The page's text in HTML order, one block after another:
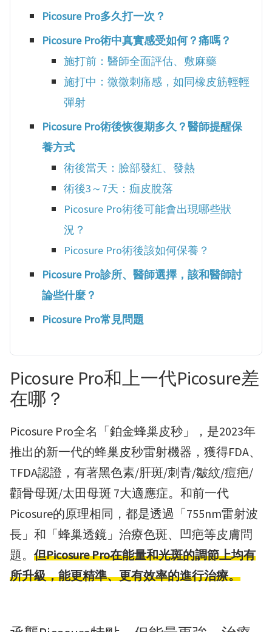
Picosure Pro多久打一次？
Picosure Pro術中真實感受如何？痛嗎？
施打前：醫師全面評估、敷麻藥
施打中：微微刺痛感，如同橡皮筋輕輕
彈射
Picosure Pro術後恢復期多久？醫師提醒保
養方式
術後當天：臉部發紅、發熱
術後3～7天：痂皮脫落
Picosure Pro術後可能會出現哪些狀
況？
Picosure Pro術後該如何保養？
Picosure Pro診所、醫師選擇，該和醫師討
論些什麼？
Picosure Pro常見問題
Picosure Pro和上一代Picosure差
在哪？
Picosure Pro全名「鉑金蜂巢皮秒」，是2023年
推出的新一代的蜂巢皮秒雷射機器，獲得FDA、
TFDA認證，有著黑色素/肝斑/刺青/皺紋/痘疤/
顴骨母斑/太田母斑 7大適應症。和前一代
Picosure的原理相同，都是透過「755nm雷射波
長」和「蜂巢透鏡」治療色斑、凹疤等皮膚問
題。 但Picosure Pro在能量和光斑的調節上均有
所升級，能更精準、更有效率的進行治療。